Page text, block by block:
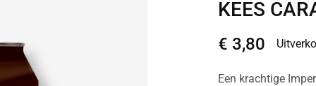
KEES
€ 3,80
Een krachtige